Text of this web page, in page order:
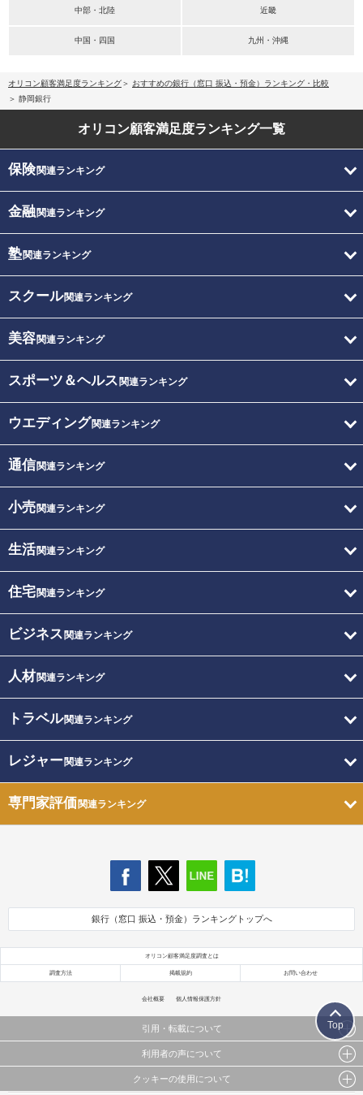
中部・北陸 近畿
中国・四国 九州・沖縄
オリコン顧客満足度ランキング
おすすめの銀行（窓口 振込・預金）ランキング・比較
静岡銀行
オリコン顧客満足度ランキング一覧
保険関連ランキング
金融関連ランキング
塾関連ランキング
スクール関連ランキング
美容関連ランキング
スポーツ＆ヘルス 関連ランキング
ウエディング関連ランキング
通信関連ランキング
小売関連ランキング
生活関連ランキング
住宅関連ランキング
ビジネス 関連ランキング
人材関連ランキング
トラベル関連ランキング
レジャー関連ランキング
専門家評価関連ランキング
銀行（窓口 振込・預金）ランキングトップへ
オリコン顧客満足度調査とは
調査方法 掲載規約 お問い合わせ
会社概要 個人情報保護方針
引用・転載について
当サイトで公開されている情報（文字、写真、イラスト、画像データ等）及びこれらの配置・
これらの情報を権利者の許可なく無断転載・複製などの二次利用を行うことは固く禁じており
利用者の声について
当サイトに掲載している内容はすべてサービスの利用者が提出された見解・感想です。
クッキーの使用について
Top